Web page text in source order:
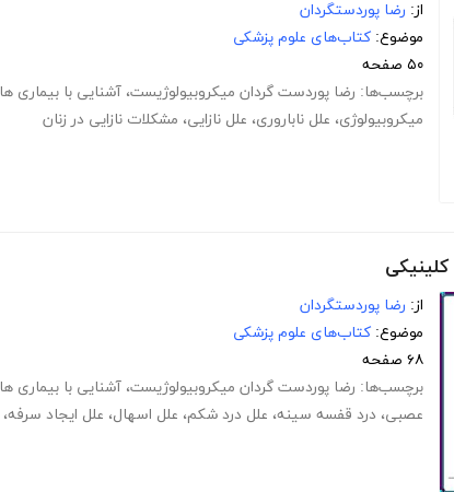
از: رضا پوردستگردان
موضوع: کتاب‌های علوم پزشکی
۵۰ صفحه
برچسب‌ها: رضا پوردست گردان میکروبیولوژیست، آشنایی با بیماری ها
میکروبیولوژی، علل ناباروری، علل نازایی، مشکلات نازایی در زنان
کلینیکی
از: رضا پوردستگردان
موضوع: کتاب‌های علوم پزشکی
۶۸ صفحه
برچسب‌ها: رضا پوردست گردان میکروبیولوژیست، آشنایی با بیماری ها
عصبی، درد قفسه سینه، علل درد شکم، علل اسهال، علل ایجاد سرفه،